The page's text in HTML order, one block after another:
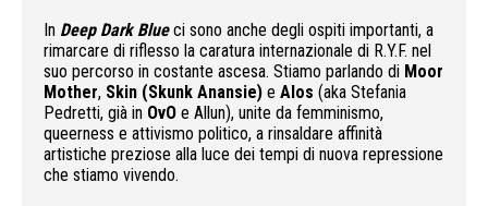
In Deep Dark Blueci sono anche degli ospiti importanti, a
rimarcare di riflesso la caratura internazionale di R.Y.F. nel
suo percorso in costante ascesa. Stiamo parlando di Moor
Mother, Skin (Skunk Anansie) e Alos (aka Stefania
Pedretti, già in OvO e Allun), unite da femminismo,
queerness e attivismo politico, a rinsaldare affinità
artistiche preziose alla luce dei tempi di nuova repressione
che stiamo vivendo.